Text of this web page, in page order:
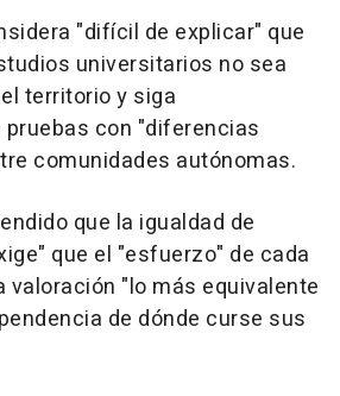
"difícil de explicar" que
universitarios no sea
territorio y siga
pruebas con "diferencias
comunidades autónomas.
que la igualdad de
que el "esfuerzo" de cada
valoración "lo más equivalente
de dónde curse sus